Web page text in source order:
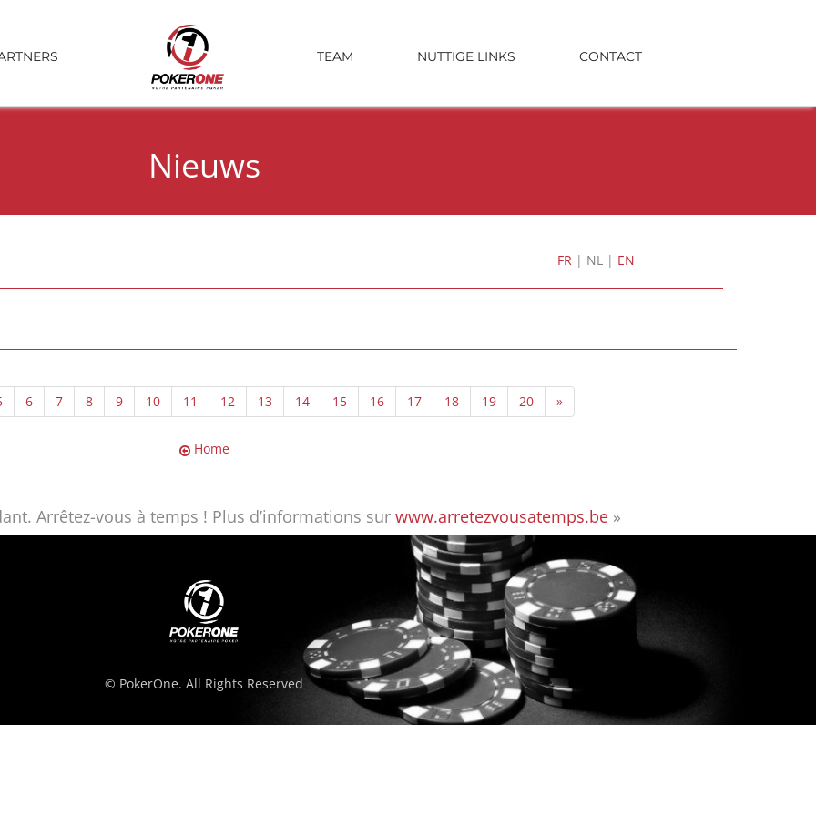
TEAM NUTTIGE LINKS CONTACT
Nieuws
FR| NL| EN
6 7 8 9 10 11 12 13 14 15 16 17 18 19 20 »
Home
Arrêtez-vous à temps ! Plus d’informations sur www.arretezvousatemps.be »
© PokerOne. All Rights Reserved